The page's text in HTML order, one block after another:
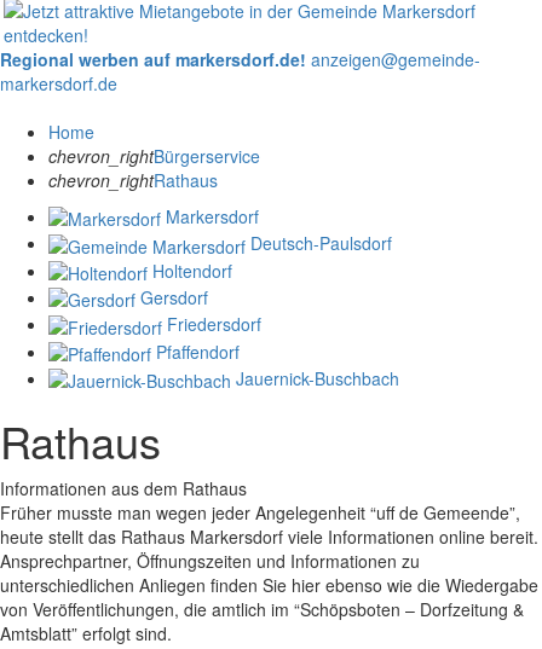
Regional werben auf markersdorf.de! anzeigen@gemeinde-
markersdorf.de
Home
chevron_rightBürgerservice
chevron_rightRathaus
Markersdorf
Deutsch-Paulsdorf
Holtendorf
Gersdorf
Friedersdorf
Pfaffendorf
Jauernick-Buschbach
Rathaus
Informationen aus dem Rathaus
Früher musste man wegen jeder Angelegenheit “uff de Gemeende”,
heute stellt das Rathaus Markersdorf viele Informationen online bereit.
Ansprechpartner, Öffnungszeiten und Informationen zu
unterschiedlichen Anliegen finden Sie hier ebenso wie die Wiedergabe
von Veröffentlichungen, die amtlich im “Schöpsboten – Dorfzeitung &
Amtsblatt” erfolgt sind.